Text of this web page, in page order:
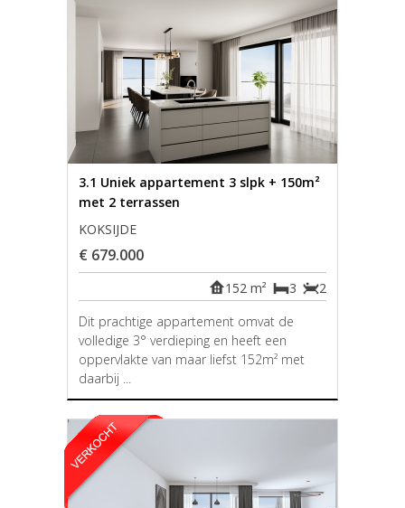
3.1 Uniek appartement 3 slpk + 150m²
met 2 terrassen
KOKSIJDE
€ 679.000
2
3
152 m²
Dit prachtige appartement omvat de
volledige 3° verdieping en heeft een
oppervlakte van maar liefst 152m² met
daarbij ...